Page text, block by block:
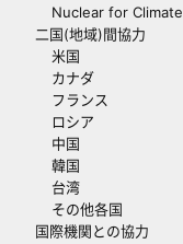
Nuclear for Climate
二国(地域)間協力
米国
カナダ
フランス
ロシア
中国
韓国
台湾
その他各国
国際機関との協力